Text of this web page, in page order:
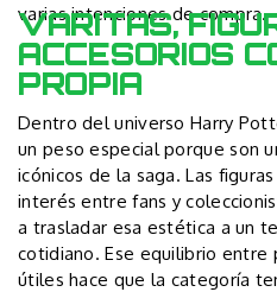
varias intenciones de compra.
VARITAS,
ACCESORIOS
PROPIA
Dentro del universo Harry
un peso especial porque son
icónicos de la saga. Las
interés entre fans y
a trasladar esa estética a un
cotidiano. Ese equilibrio entre
útiles hace que la categoría